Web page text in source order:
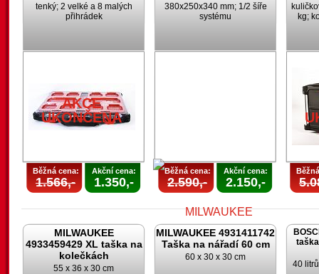
tenký; 2 velké a 8 malých
přihrádek
AKCE
UKONČENA
Běžná cena:
1.566,-
Akční cena:
1.350,-
380x250x340 mm; 1/2 šíře
systému
Běžná cena:
2.590,-
Akční cena:
2.150,-
kg;
MILWAUKEE
4933459429 XL taška na
kolečkách
55 x 36 x 30 cm
MILWAUKEE 4931411742
Taška na nářadí 60 cm
60 x 30 x 30 cm
40